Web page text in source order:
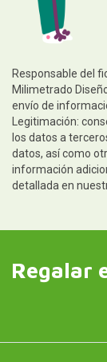
Responsable del
Milimetrado
envío de
Legitimación:
los datos a
datos, así como
información
detallada en
Regalar